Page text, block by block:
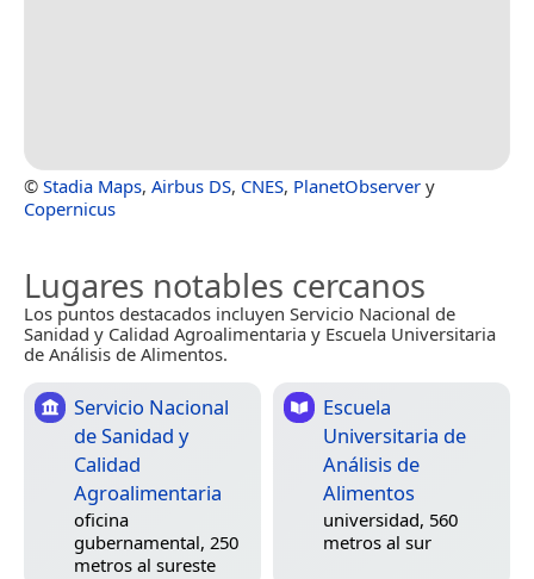
© Stadia Maps, Airbus DS, CNES, PlanetObserver y
Copernicus
Lugares notables cercanos
Los puntos destacados incluyen Servicio Nacional de
Sanidad y Calidad Agroalimentaria y Escuela Universitaria
de Análisis de Alimentos.
Servicio Nacional
de Sanidad y
Calidad
Agroalimentaria
oficina
gubernamental, 250
metros al sureste
Escuela
Universitaria de
Análisis de
Alimentos
universidad, 560
metros al sur